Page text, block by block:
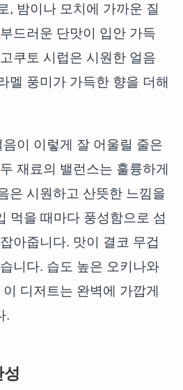
, 밤이나 모치에 가까운 질
드러운 단맛이 입안 가득
쿠토 시럽은 시원한 얼음
멜 풍미가 가득한 향을 더해
이 이렇게 잘 어울릴 줄은
재료의 밸런스는 훌륭하게
은 시원하고 산뜻한 느낌을
먹을 때마다 풍성함으로 섬
아줍니다. 맛이 결코 무겁
니다. 습도 높은 오키나와
디저트는 완벽에 가깝게
.